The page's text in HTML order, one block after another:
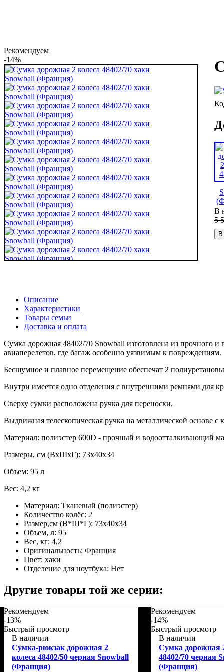
Рекомендуем
-14%
В
5
В
Описание
Характеристики
Товары семьи
Доставка и оплата
Сумка дорожная 48402/70 Snowball изготовлена из прочного и
авиаперелетов, где багаж особенно уязвимым к повреждениям.
Бесшумное и плавное перемещение обеспечат 2
Внутри имеется одно отделения с внутренними ремнями для
Сверху сумки расположена ручка для переноски.
Выдвижная телескопическая ручка на металлической основе
Материал: полиэстер 600D - прочный и водоотталкивающий
Размеры, см (ВхШхГ): 73х40х34
Объем: 95 л
Вес: 4,2 кг
Материал: Тканевый (полиэстер)
Количество колёс: 2
Размер,см (В*Ш*Г): 73х40х34
Объем, л: 95
Вес, кг: 4,2
Оригинальность: Франция
Цвет: хаки
Отделение для ноутбука: Нет
Другие товары той же серии:
Рекомендуем
-13%
Быстрый просмотр
В наличии
Сумка-рюкзак дорожная 2
колеса 48402/50 черная Snowball
(Франция)
Рекомендуем
-14%
Быстрый просмотр
В наличии
Сумка дорожная
48402/70 черная
(Франция)